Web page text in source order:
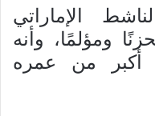
الإماراتي
ومؤلمًا، وأنه
من عمره